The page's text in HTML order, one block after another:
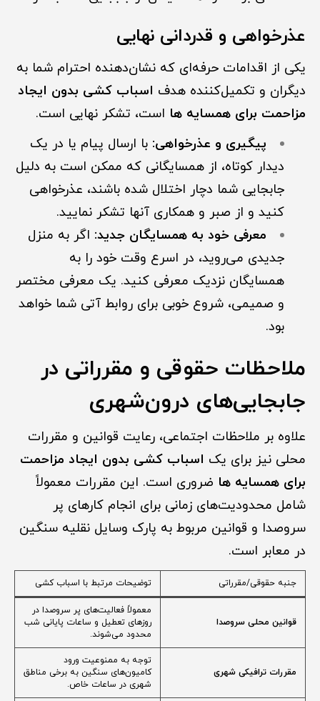
عذرخواهی و قدردانی نهایی
یکی از اقدامات حرفه‌ای که نشان‌دهنده احترام شما به
دیگران و تکمیل‌کننده هدف اسباب کشی بدون ایجاد
مزاحمت برای همسایه ها است، تشکر نهایی است.
پیگیری و عذرخواهی: با ارسال پیام یا در یک
دیدار کوتاه، از همسایگانی که ممکن است به دلیل
جابجایی شما دچار اختلال شده باشند، عذرخواهی
کنید و از صبر و همکاری آنها تشکر نمایید.
معرفی خود به همسایگان جدید: اگر به منزل
جدیدی می‌روید، در اسرع وقت خود را به
همسایگان نزدیک معرفی کنید. یک معرفی مختصر
و صمیمی، شروع خوبی برای روابط آتی شما خواهد
بود.
ملاحظات حقوقی و مقرراتی در
جابجایی‌های درون‌شهری
علاوه بر ملاحظات اجتماعی، رعایت قوانین و مقررات
محلی نیز برای یک اسباب کشی بدون ایجاد مزاحمت
برای همسایه ها ضروری است. این مقررات معمولاً
شامل محدودیت‌های زمانی برای انجام کارهای پر
سروصدا و قوانین مربوط به پارک وسایل نقلیه سنگین
در معابر است.
جنبه حقوقی/مقرراتی توضیحات مرتبط با اسباب کشی
قوانین محلی سروصدا
معمولاً فعالیت‌های پر سروصدا در
روزهای تعطیل و ساعات پایانی شب
محدود می‌شوند.
مقررات ترافیکی شهری
توجه به ممنوعیت ورود
کامیون‌های سنگین به برخی مناطق
شهری در ساعات خاص.